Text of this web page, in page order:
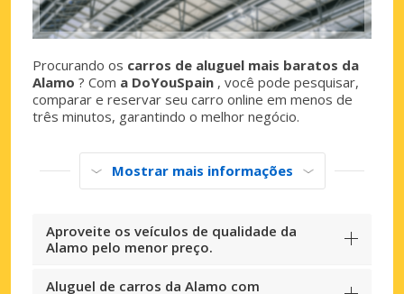
Procurando os carros de aluguel mais baratos da
Alamo ? Com a DoYouSpain , você pode pesquisar,
comparar e reservar seu carro online em menos de
três minutos, garantindo o melhor negócio.
Mostrar mais informações
Aproveite os veículos de qualidade da
Alamo pelo menor preço.
Aluguel de carros da Alamo com